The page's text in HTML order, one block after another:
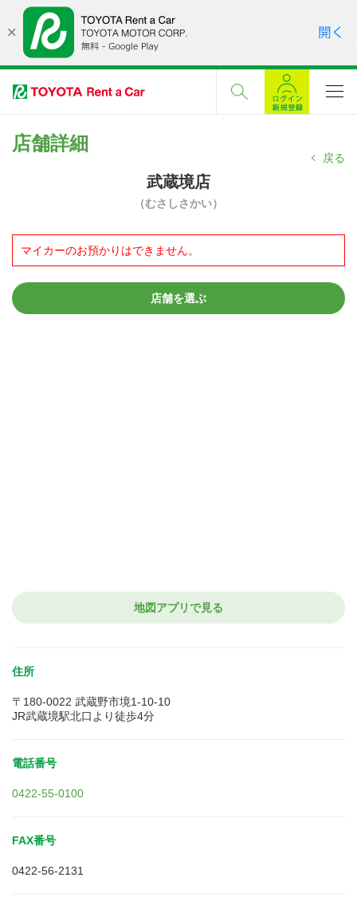
店舗詳細
戻る
武蔵境店
（むさしさかい）
マイカーのお預かりはできません。
店舗を選ぶ
地図アプリで見る
住所
〒180-0022 武蔵野市境1-10-10
JR武蔵境駅北口より徒歩4分
電話番号
0422-55-0100
FAX番号
0422-56-2131